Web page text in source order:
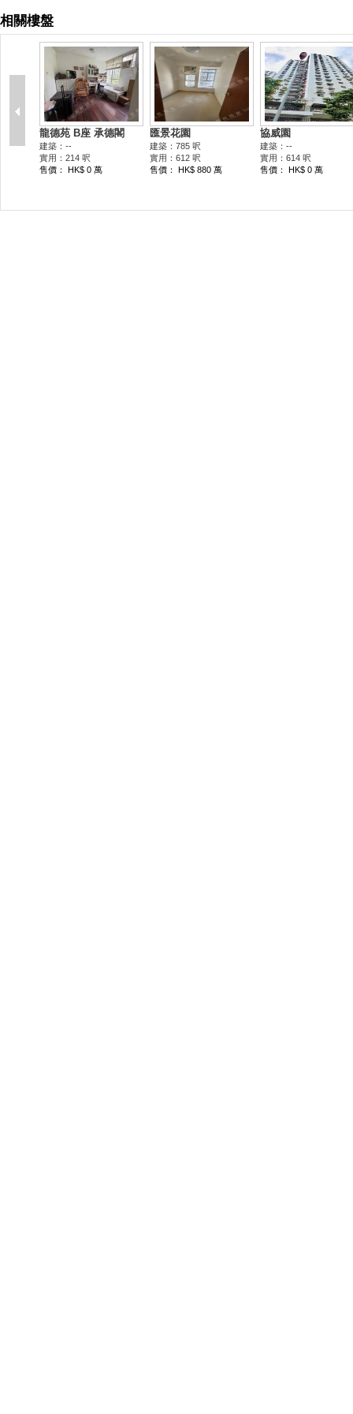
相關樓盤
龍德苑 B座 承德閣
建築：--
實用：214 呎
售價： HK$ 0 萬
匯景花園
建築：785 呎
實用：612 呎
售價： HK$ 880 萬
協威園
建築：--
實用：614 呎
售價： HK$ 0 萬